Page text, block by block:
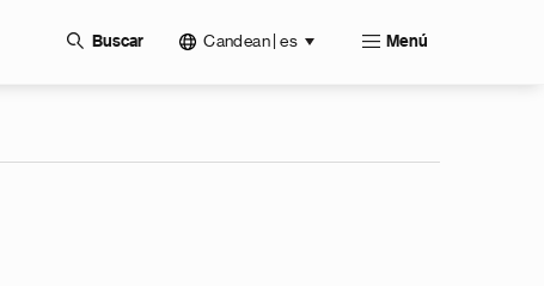
Buscar Candean | es Menú